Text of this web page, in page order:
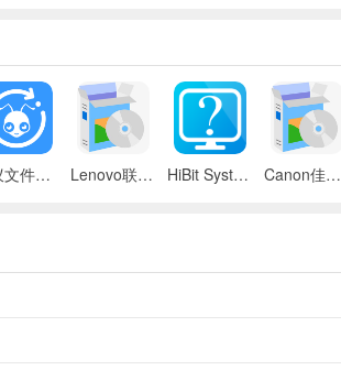
蚂蚁文件（数据恢复大师） Lenovo联想 ThinkPad SL300/SL400/SL500笔记本BIOS HiBit System Information(系统信息检测工具) Canon佳能 iR 2545i数码复合机UFR II驱动